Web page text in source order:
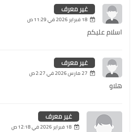
غير معرف
18 فبراير 2026 في 11:29 ص
اسلام عليكم
غير معرف
27 مارس 2026 في 2:27 ص
هلاو
غير معرف
18 فبراير 2026 في 12:18 ص